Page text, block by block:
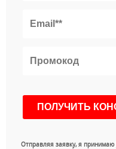
Отправляя заявку, я принимаю